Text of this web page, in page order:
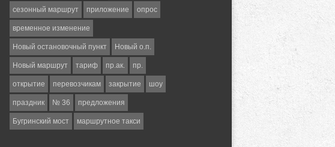
сезонный маршрут приложение опрос
временное изменение
Новый остановочный пункт Новый о.п.
Новый маршрут тариф пр.ак. пр.
открытие перевозчикам закрытие шоу
праздник № 36 предложения
Бугринский мост маршрутное такси